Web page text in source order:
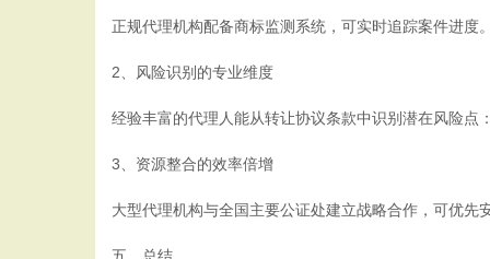
正规代理机构配备商标监测系统，可实时追踪案件进
2、风险识别的专业维度
经验丰富的代理人能从转让协议条款中识别潜在风险
3、资源整合的效率倍增
大型代理机构与全国主要公证处建立战略合作，可优